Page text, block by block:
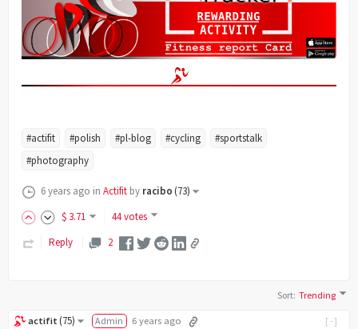
#actifit #polish #pl-blog #cycling
#sportstalk
#photography
6 years ago in Actifit by racibo(73)
$ 3.71
44 votes
Reply
2
Sort:Trending
[-]
actifit (75) Admin
6 years ago